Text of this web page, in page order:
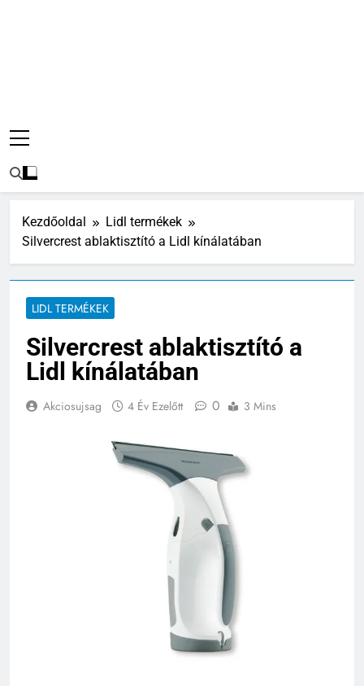
Kezdőoldal
Lidl termékek
Silvercrest ablaktisztító a Lidl kínálatában
LIDL TERMÉKEK
Silvercrest ablaktisztító a
Lidl kínálatában
Akciosujsag 4 Év Ezelőtt 0 3 Mins